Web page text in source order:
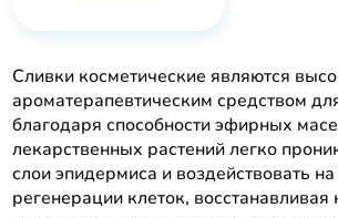
Сливки косметические являются
ароматерапевтическим средством
благодаря способности эфирных
лекарственных растений легко
слои эпидермиса и воздействовать
регенерации клеток, восстанавливая